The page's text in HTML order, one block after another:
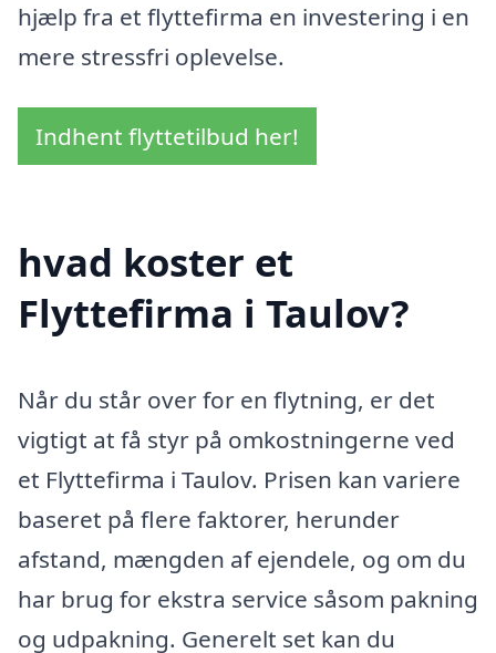
hjælp fra et flyttefirma en investering i en
mere stressfri oplevelse.
Indhent flyttetilbud her!
hvad koster et
Flyttefirma i Taulov?
Når du står over for en flytning, er det
vigtigt at få styr på omkostningerne ved
et Flyttefirma i Taulov. Prisen kan variere
baseret på flere faktorer, herunder
afstand, mængden af ejendele, og om du
har brug for ekstra service såsom pakning
og udpakning. Generelt set kan du